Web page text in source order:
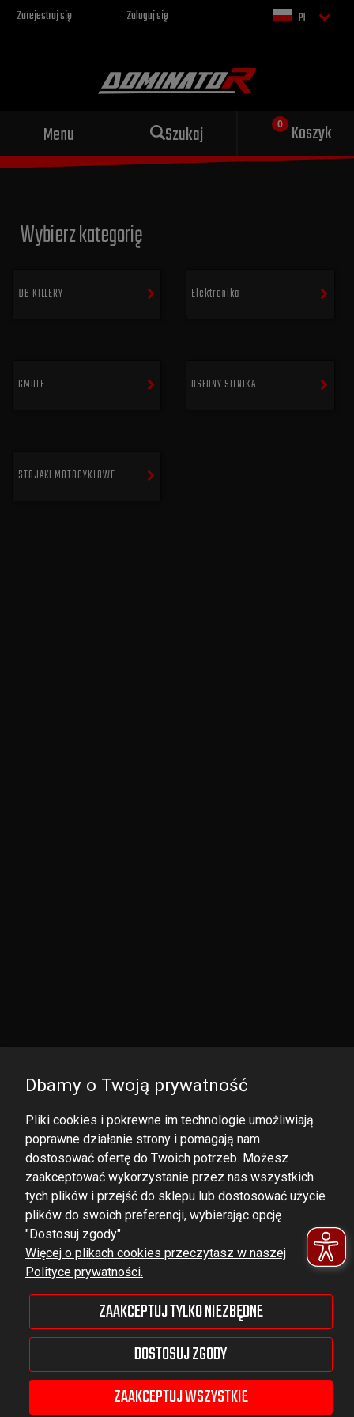
Zarejestruj się Zaloguj się PL
Menu Szukaj Koszyk
Sportowy wydech dla Twojego
Wybierz kategorię
DB KILLERY Elektronika
GMOLE OSŁONY SILNIKA
STOJAKI MOTOCYKLOWE
DOMINATOR GROUP Sp. z o.o.
Ludowa 59, 43-514 Kaniów,
POLAND
VAT ID No.: 6521751083
dominator@dominator.pl
© Copyright 2022 | Dominator Group Sp. z o. o.
Dbamy o Twoją prywatność
Pliki cookies i pokrewne im technologie umożliwiają
poprawne działanie strony i pomagają nam
dostosować ofertę do Twoich potrzeb. Możesz
zaakceptować wykorzystanie przez nas wszystkich
tych plików i przejść do sklepu lub dostosować użycie
plików do swoich preferencji, wybierając opcję
"Dostosuj zgody".
Więcej o plikach cookies przeczytasz w naszej
Polityce prywatności.
ZAAKCEPTUJ TYLKO NIEZBĘDNE
DOSTOSUJ ZGODY
ZAAKCEPTUJ WSZYSTKIE